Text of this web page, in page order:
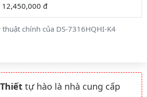
chính của DS-7316HQHI-K4
12,450,000 đ
tự hào là nhà cung cấp